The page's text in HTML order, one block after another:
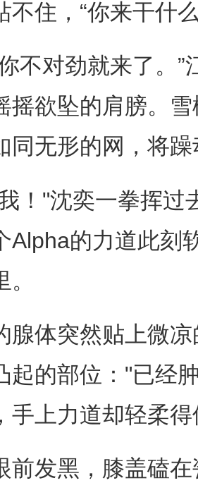
不住，“你来干什
对劲就来了。”
摇欲坠的肩膀。
同无形的网，将
"沈奕一拳挥过
Alpha的力道此刻
体突然贴上微凉
起的部位："已经
手上力道却轻柔
发黑，膝盖磕在